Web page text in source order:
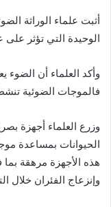
أثبت علماء الوراثة
الوحيدة التي تؤثر
وأكد العلماء أن الضوء
فالموجات الضوئية
وزرع العلماء أجهزة
الحيوانات بمساعدة
هذه الأجهزة مرهقة
وإنزعاج الفئران خلال